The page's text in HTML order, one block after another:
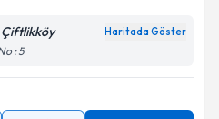
Haritada Göster
: 5